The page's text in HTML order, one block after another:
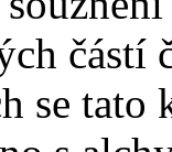
částí
se